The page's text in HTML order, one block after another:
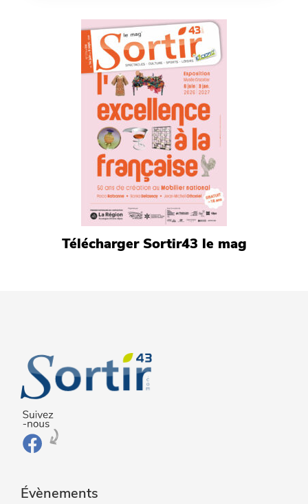
Télécharger Sortir43 le mag
Évènements